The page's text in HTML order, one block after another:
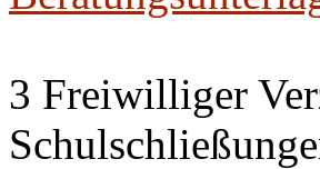
3 Freiwilliger